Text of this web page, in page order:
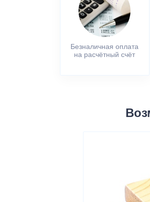
Безналичная оплата
на расчётный счёт